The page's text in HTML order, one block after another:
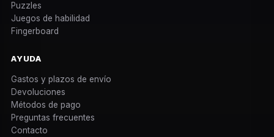
Puzzles
Juegos de habilidad
Fingerboard
AYUDA
Gastos y plazos de envío
Devoluciones
Métodos de pago
Preguntas frecuentes
Contacto